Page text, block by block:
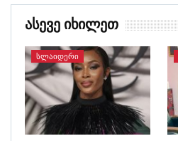
Ასევე Იხილეთ
ᲡᲚᲐᲘᲓᲔᲠᲘ